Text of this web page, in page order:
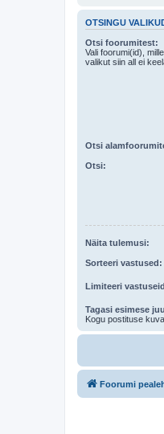
OTSINGU
Otsi foorumitest:
Vali foorumi(id),
valikut siin all ei
Otsi
Otsi:
Näita tulemusi:
Sorteeri vastused:
Limiteeri
Tagasi esimese
Kogu postituse
Foorumi